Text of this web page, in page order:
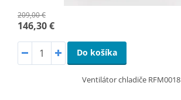
209,00 €
146,30 €
Do košíka
Ventilátor chladiče RFM0018